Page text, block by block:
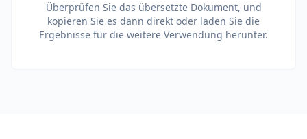
Überprüfen Sie das übersetzte Dokument, und
kopieren Sie es dann direkt oder laden Sie die
Ergebnisse für die weitere Verwendung herunter.